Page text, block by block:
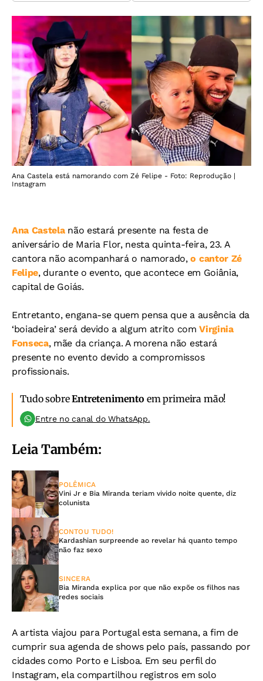
Ana Castela está namorando com Zé Felipe - Foto: Reprodução |
Instagram
Ana Castelanão estará presente na festa de
aniversário de Maria Flor, nesta quinta-feira, 23. A
cantora não acompanhará o namorado,o cantor Zé
Felipe, durante o evento, que acontece em Goiânia,
capital de Goiás.
Entretanto, engana-se quem pensa que a ausência da
‘boiadeira’ será devido a algum atrito comVirginia
Fonseca, mãe da criança. A morena não estará
presente no evento devido a compromissos
profissionais.
Tudo sobreEntretenimento em primeira mão!
Entre no canal do WhatsApp.
Leia Também:
POLÊMICA
Vini Jr e Bia Miranda teriam vivido noite quente, diz
colunista
CONTOU TUDO!
Kardashian surpreende ao revelar há quanto tempo
não faz sexo
SINCERA
Bia Miranda explica por que não expõe os filhos nas
redes sociais
A artista viajou para Portugal esta semana, a fim de
cumprir sua agenda de shows pelo país, passando por
cidades como Porto e Lisboa. Em seu perfil do
Instagram, ela compartilhou registros em solo